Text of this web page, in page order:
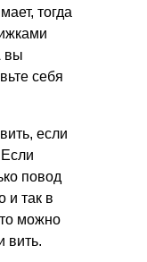
тогда
вы
себя
если
повод
и так в
можно
вить.